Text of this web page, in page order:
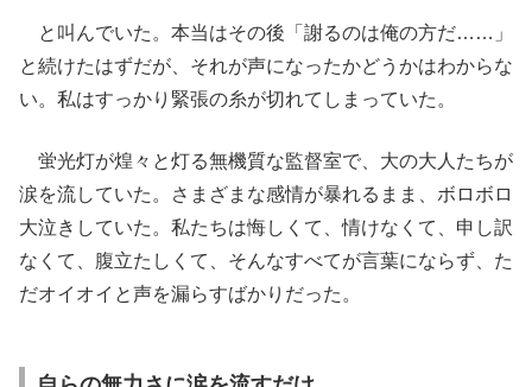
と叫んでいた。本当はその後「謝るのは俺の方だ……」
と続けたはずだが、それが声になったかどうかはわからな
い。私はすっかり緊張の糸が切れてしまっていた。
蛍光灯が煌々と灯る無機質な監督室で、大の大人たちが
涙を流していた。さまざまな感情が暴れるまま、ボロボロ
大泣きしていた。私たちは悔しくて、情けなくて、申し訳
なくて、腹立たしくて、そんなすべてが言葉にならず、た
だオイオイと声を漏らすばかりだった。